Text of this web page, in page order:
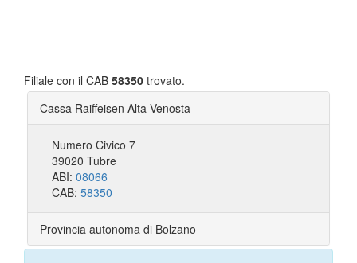
Filiale con il CAB 58350 trovato.
Cassa Raiffeisen Alta Venosta
Numero Civico 7
39020 Tubre
ABI: 08066
CAB: 58350
Provincia autonoma di Bolzano